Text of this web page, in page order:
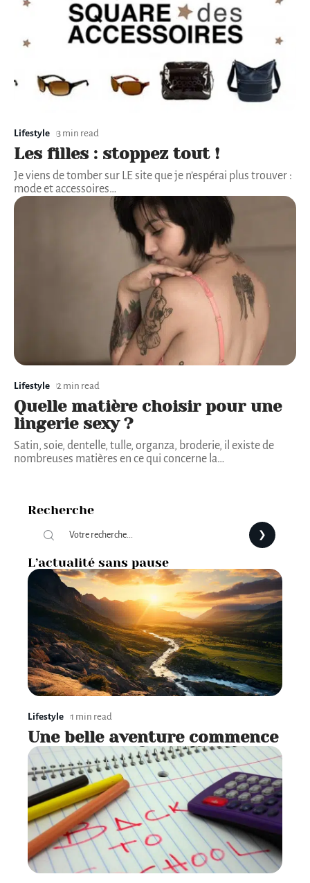
Lifestyle 3 min read
Les filles : stoppez tout !
Je viens de tomber sur LE site que je n’espérai plus trouver :
mode et accessoires…
Lifestyle 2 min read
Quelle matière choisir pour une
lingerie sexy ?
Satin, soie, dentelle, tulle, organza, broderie, il existe de
nombreuses matières en ce qui concerne la…
Recherche
L’actualité sans pause
Lifestyle 1 min read
Une belle aventure commence